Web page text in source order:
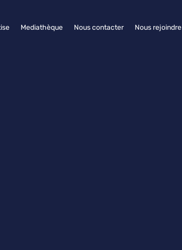
Mediathèque Nous contacter Nous rejoindre